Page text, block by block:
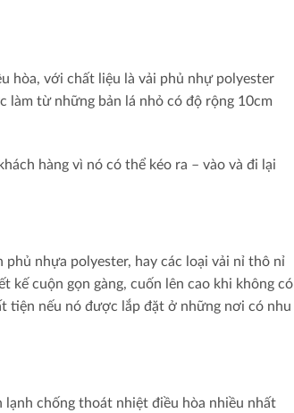
hòa, với chất liệu là vải phủ nhự polyester
làm từ những bản lá nhỏ có độ rộng 10cm
hàng vì nó có thể kéo ra – vào và đi lại
nhựa polyester, hay các loại vải nỉ thô nỉ
kế cuộn gọn gàng, cuốn lên cao khi không có
tiện nếu nó được lắp đặt ở những nơi có nhu
lạnh chống thoát nhiệt điều hòa nhiều nhất